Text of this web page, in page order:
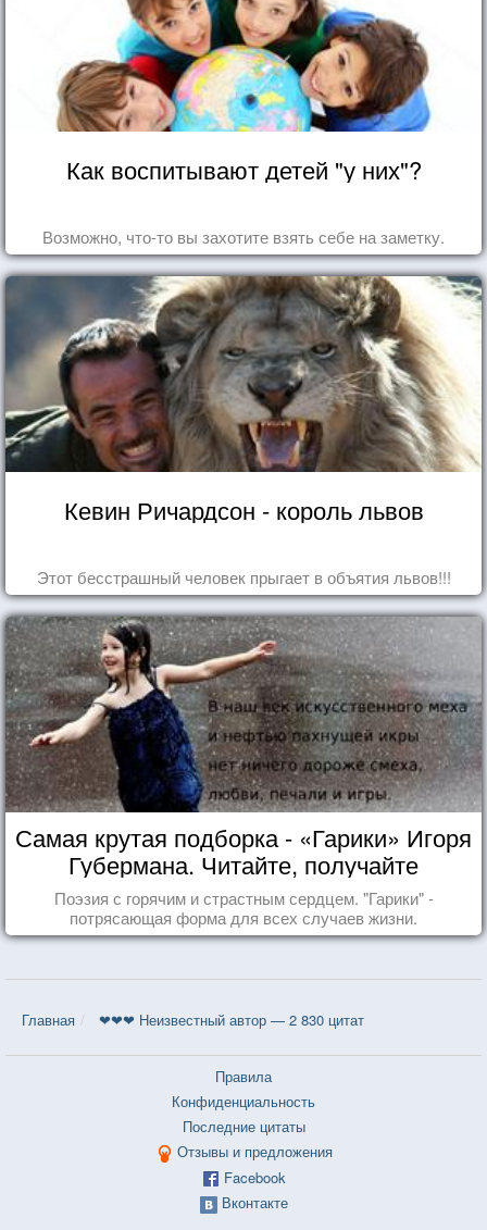
Как воспитывают детей "у них"?
Возможно, что-то вы захотите взять себе на заметку.
Кевин Ричардсон - король львов
Этот бесстрашный человек прыгает в объятия львов!!!
Самая крутая подборка - «Гарики» Игоря
Губермана. Читайте, получайте
удовольствие!
Поэзия с горячим и страстным сердцем. "Гарики" -
потрясающая форма для всех случаев жизни.
Главная ❤❤❤ Неизвестный автор — 2 830 цитат
Правила
Конфиденциальность
Последние цитаты
Отзывы и предложения
Facebook
Вконтакте